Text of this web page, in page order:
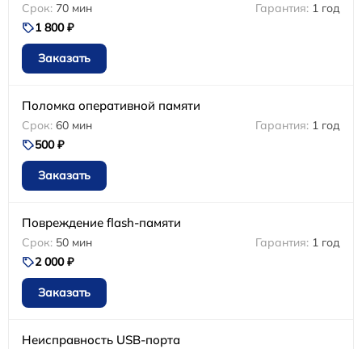
70 мин
1 год
1 800 ₽
Заказать
Поломка оперативной памяти
60 мин
1 год
500 ₽
Заказать
Повреждение flash-памяти
50 мин
1 год
2 000 ₽
Заказать
Неисправность USB-порта